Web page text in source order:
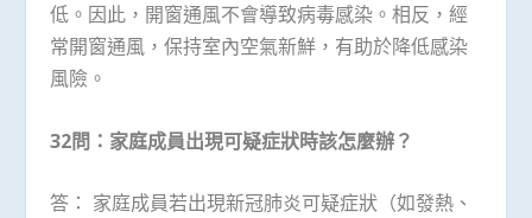
低。因此，開窗通風不會導致病毒感染。相反，經
常開窗通風，保持室內空氣新鮮，有助於降低感染
風險。
32問：家庭成員出現可疑症狀時該怎麼辦？
答： 家庭成員若出現新冠肺炎可疑症狀（如發熱、